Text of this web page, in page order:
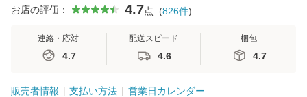
お店の評価： 4.7点 (826件)
連絡・応対
4.7
配送スピード
4.6
梱包
4.7
販売者情報 支払い方法 営業日カレンダー